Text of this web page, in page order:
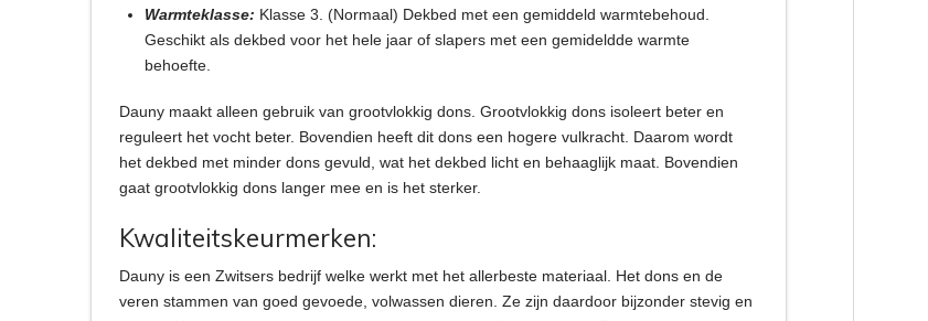
Warmteklasse: Klasse 3. (Normaal) Dekbed met een gemiddeld warmtebehoud.
Geschikt als dekbed voor het hele jaar of slapers met een gemideldde warmte
behoefte.
Dauny maakt alleen gebruik van grootvlokkig dons. Grootvlokkig dons isoleert beter en
reguleert het vocht beter. Bovendien heeft dit dons een hogere vulkracht. Daarom wordt
het dekbed met minder dons gevuld, wat het dekbed licht en behaaglijk maat. Bovendien
gaat grootvlokkig dons langer mee en is het sterker.
Kwaliteitskeurmerken:
Dauny is een Zwitsers bedrijf welke werkt met het allerbeste materiaal. Het dons en de
veren stammen van goed gevoede, volwassen dieren. Ze zijn daardoor bijzonder stevig en